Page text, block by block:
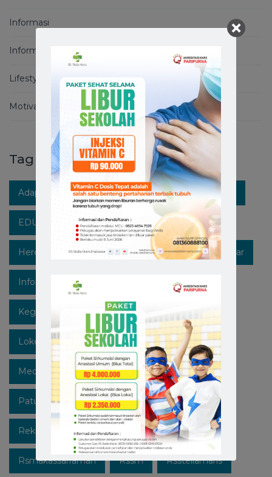
Informasi
Informasi Covid-19
Lifestyle
Motivation
Tag
Adaptasi Kebiasaan Baru Berita RS Stella Maris
EDUKASIKESEHATAN Healthpedia
Hereforyou Hidupsehat Hospitalinmakassar
Infokesehatan Instagram
Kegiatan Lawan Covid-19 Likeforfollow
Lokermakassar Makassar Mediaedukasi
Medicalcheckup Open Recruitment
Patuhi Protokol Promo Recruitment
Rekrutmen Karyawan Baru Rsmakassar
Rsmakassarramah Rssm Rsstellamaris